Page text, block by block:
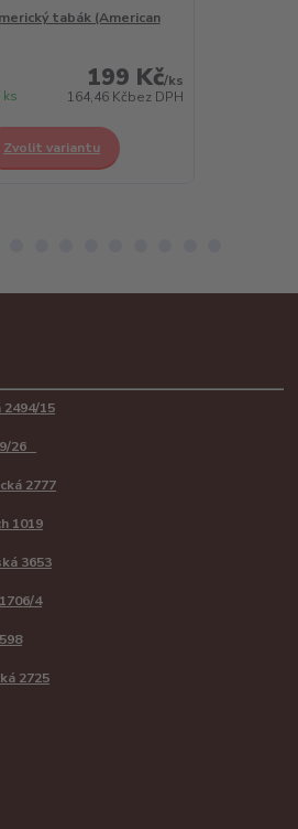
tabák (American
199 Kč/ks
164,46 Kčbez DPH
Zvolit variantu
2494/15
26
2777
1019
3653
4
2725